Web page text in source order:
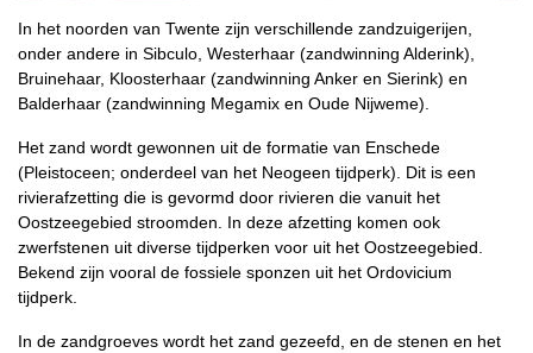
In het noorden van Twente zijn verschillende zandzuigerijen,
onder andere in Sibculo, Westerhaar (zandwinning Alderink),
Bruinehaar, Kloosterhaar (zandwinning Anker en Sierink) en
Balderhaar (zandwinning Megamix en Oude Nijweme).
Het zand wordt gewonnen uit de formatie van Enschede
(Pleistoceen; onderdeel van het Neogeen tijdperk). Dit is een
rivierafzetting die is gevormd door rivieren die vanuit het
Oostzeegebied stroomden. In deze afzetting komen ook
zwerfstenen uit diverse tijdperken voor uit het Oostzeegebied.
Bekend zijn vooral de fossiele sponzen uit het Ordovicium
tijdperk.
In de zandgroeves wordt het zand gezeefd, en de stenen en het